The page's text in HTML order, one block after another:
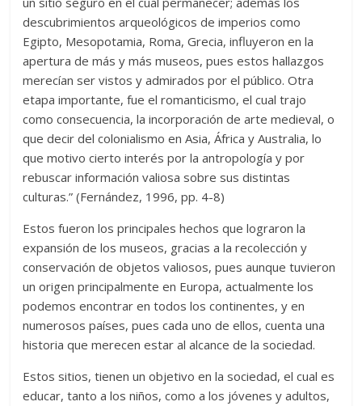
descubrimientos arqueológicos de imperios como
Egipto, Mesopotamia, Roma, Grecia, influyeron en la
apertura de más y más museos, pues estos hallazgos
merecían ser vistos y admirados por el público. Otra
etapa importante, fue el romanticismo, el cual trajo
como consecuencia, la incorporación de arte medieval, o
que decir del colonialismo en Asia, África y Australia, lo
que motivo cierto interés por la antropología y por
rebuscar información valiosa sobre sus distintas
culturas.” (Fernández, 1996, pp. 4-8)
Estos fueron los principales hechos que lograron la
expansión de los museos, gracias a la recolección y
conservación de objetos valiosos, pues aunque tuvieron
un origen principalmente en Europa, actualmente los
podemos encontrar en todos los continentes, y en
numerosos países, pues cada uno de ellos, cuenta una
historia que merecen estar al alcance de la sociedad.
Estos sitios, tienen un objetivo en la sociedad, el cual es
educar, tanto a los niños, como a los jóvenes y adultos,